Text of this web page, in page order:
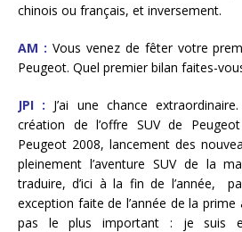
chinois ou français, et inversement.
AM : Vous venez de fêter votre
Peugeot. Quel premier bilan faites-
JPI : J’ai une chance
création de l’offre SUV de
Peugeot 2008, lancement des
pleinement l’aventure SUV de la
traduire, d’ici à la fin de l’année,
exception faite de l’année de la prime
pas le plus important : je suis